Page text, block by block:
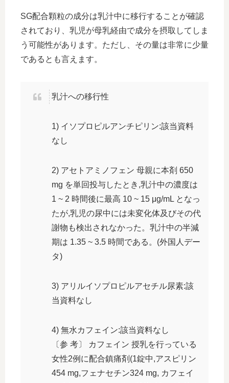
SG配合顆粒の成分は乳汁中に移行することが確認
されており、乳児が母乳経由で成分を摂取してしま
う可能性があります。ただし、その量は非常に少量
であるとも言えます。
乳汁への移行性
1) イソプロピルアンチピリン:該当資料
なし
2) アセトアミノフェン 母親に本剤 650
mg を単回投与したとき,乳汁中の濃度は
1 ~ 2 時間後に最高 10 ~ 15 μg/mL となっ
たが,乳児の尿中には未変化体及びその代
謝物も検出されなかった。乳汁中の半減
期は 1.35 ~ 3.5 時間である。(外国人デー
タ)
3) アリルイソプロピルアセチル尿素:該
当資料なし
4) 無水カフェイン:該当資料なし
〔参 考〕 カフェイン 授乳を行っている
女性2例に配合鎮痛剤(1錠中,アスピリン
454 mg,フェナセチン324 mg, カフェイ